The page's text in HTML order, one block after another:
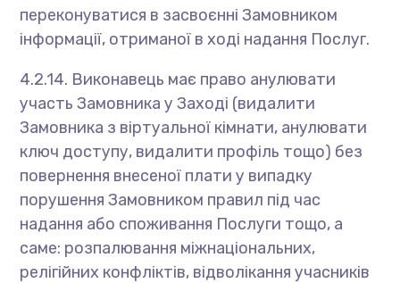
переконуватися в засвоєнні Замовником
інформації, отриманої в ході надання Послуг.
4.2.14. Виконавець має право анулювати
участь Замовника у Заході (видалити
Замовника з віртуальної кімнати, анулювати
ключ доступу, видалити профіль тощо) без
повернення внесеної плати у випадку
порушення Замовником правил під час
надання або споживання Послуги тощо, а
саме: розпалювання міжнаціональних,
релігійних конфліктів, відволікання учасників